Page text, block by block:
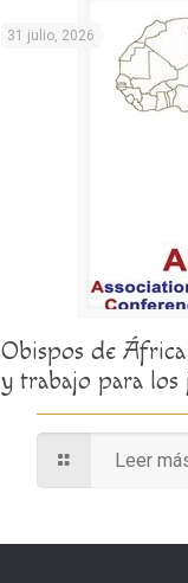
31 julio, 2026
Obispos de
y trabajo para los
Leer